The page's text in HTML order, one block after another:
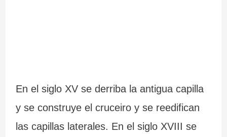
En el siglo XV se derriba la antigua capilla
y se construye el cruceiro y se reedifican
las capillas laterales. En el siglo XVIII se